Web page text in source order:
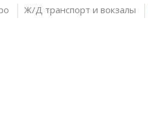
Ж/Д транспорт и вокзалы